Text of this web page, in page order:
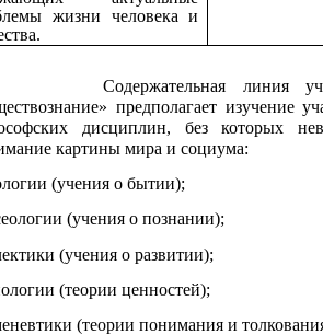
жизни человека и
линия
предполагает изучение
дисциплин, без которых
картины мира и социума:
(учения о бытии);
(учения о познании);
(учения о развитии);
(теории ценностей);
(теории понимания и